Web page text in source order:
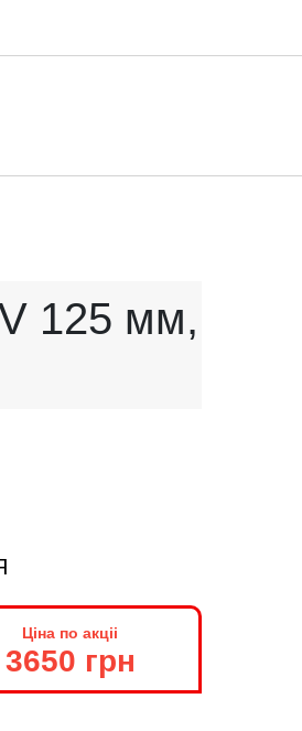
125 мм,
Ціна по акціі
3650 грн